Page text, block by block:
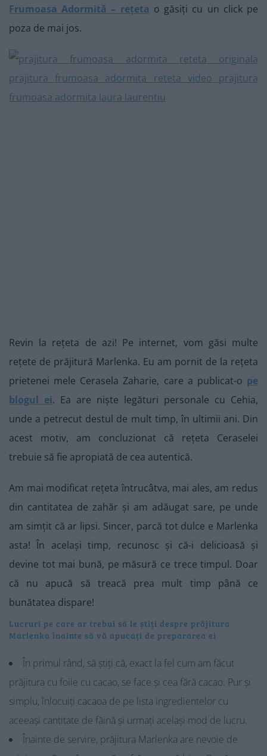
Frumoasa Adormită – rețeta o găsiți cu un click pe
poza de mai jos.
Revin la rețeta de azi! Pe internet, vom găsi multe
rețete de prăjitură Marlenka. Eu am pornit de la rețeta
prietenei mele Cerasela Zaharie, care a publicat-o pe
blogul ei. Ea are niște legături personale cu Cehia,
unde a petrecut destul de mult timp, în ultimii ani. Din
acest motiv, am concluzionat că rețeta Ceraselei
trebuie să fie apropiată de cea autentică.
Am mai modificat rețeta întrucâtva, mai ales, am redus
din cantitatea de zahăr și am adăugat sare, pe unde
am simțit că ar lipsi. Sincer, parcă tot dulce e Marlenka
asta! În același timp, recunosc și că-i delicioasă și
devine tot mai bună, pe măsură ce trece timpul. Doar
că nu apucă să treacă prea mult timp până ce
bunătatea dispare!
Lucruri pe care ar trebui să le știți despre prăjitura
Marlenka înainte să vă apucați de prepararea ei
În primul rând, să știți că, exact la fel cum am făcut
prăjitura cu foile cu cacao, se face și cea fără cacao. Pur și
simplu, înlocuiți cacaoa de pe lista ingredientelor cu
aceeași cantitate de făină și urmați același mod de lucru.
Înainte de servire, prăjitura Marlenka are nevoie de